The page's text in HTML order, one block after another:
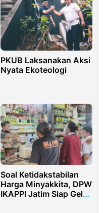
PKUB Laksanakan Aksi
Nyata Ekoteologi
Soal Ketidakstabilan
Harga Minyakkita, DPW
IKAPPI Jatim Siap Gelar